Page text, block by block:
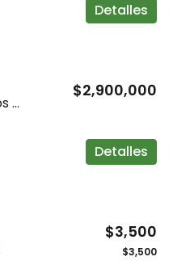
Detalles
Exclusivo Terreno En San Francisco A Pasos Del Parque Omar
$2,900,000
Detalles
$3,500
$3,500